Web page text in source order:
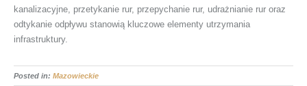
kanalizacyjne, przetykanie rur, przepychanie rur, udrażnianie rur oraz
odtykanie odpływu stanowią kluczowe elementy utrzymania
infrastruktury.
Posted in: Mazowieckie